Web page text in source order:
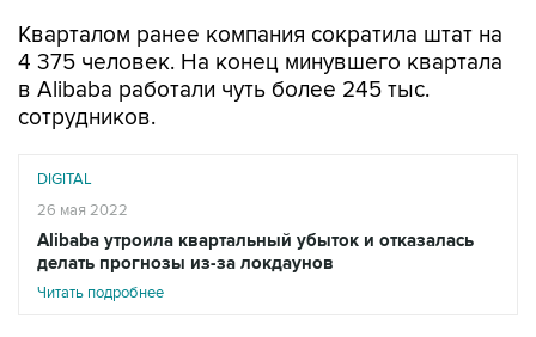
Кварталом ранее компания сократила штат на
4 375 человек. На конец минувшего квартала
в Alibaba работали чуть более 245 тыс.
сотрудников.
DIGITAL
26 мая 2022
Alibaba утроила квартальный убыток и отказалась
делать прогнозы из-за локдаунов
Читать подробнее